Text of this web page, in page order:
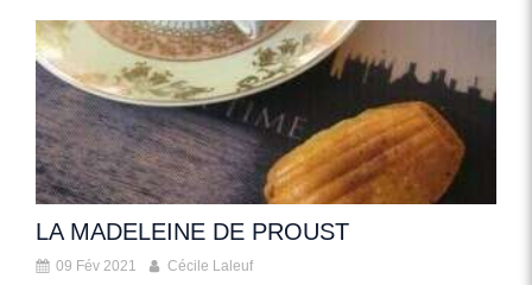
LA MADELEINE DE PROUST
09 Fév 2021 Cécile Laleuf